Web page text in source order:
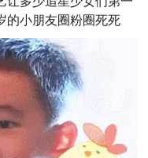
的小朋友圈粉圈死死